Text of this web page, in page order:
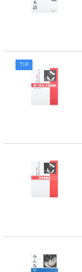
TIP